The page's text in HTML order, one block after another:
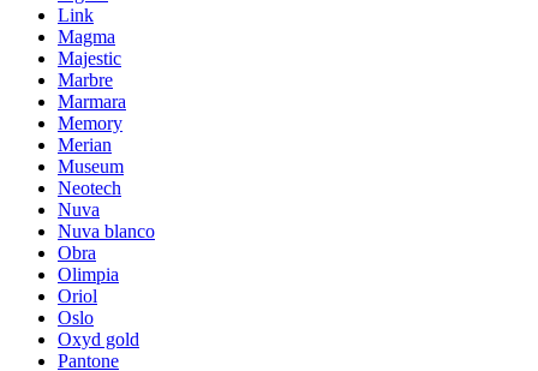
Link
Magma
Majestic
Marbre
Marmara
Memory
Merian
Museum
Neotech
Nuva
Nuva blanco
Obra
Olimpia
Oriol
Oslo
Oxyd gold
Pantone